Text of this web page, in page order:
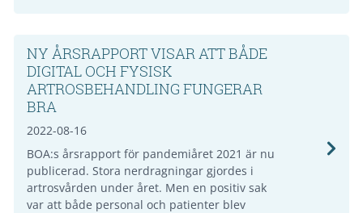
NY ÅRSRAPPORT VISAR ATT BÅDE
DIGITAL OCH FYSISK
ARTROSBEHANDLING FUNGERAR
BRA
2022-08-16
BOA:s årsrapport för pandemiåret 2021 är nu
publicerad. Stora nerdragningar gjordes i
artrosvården under året. Men en positiv sak
var att både personal och patienter blev